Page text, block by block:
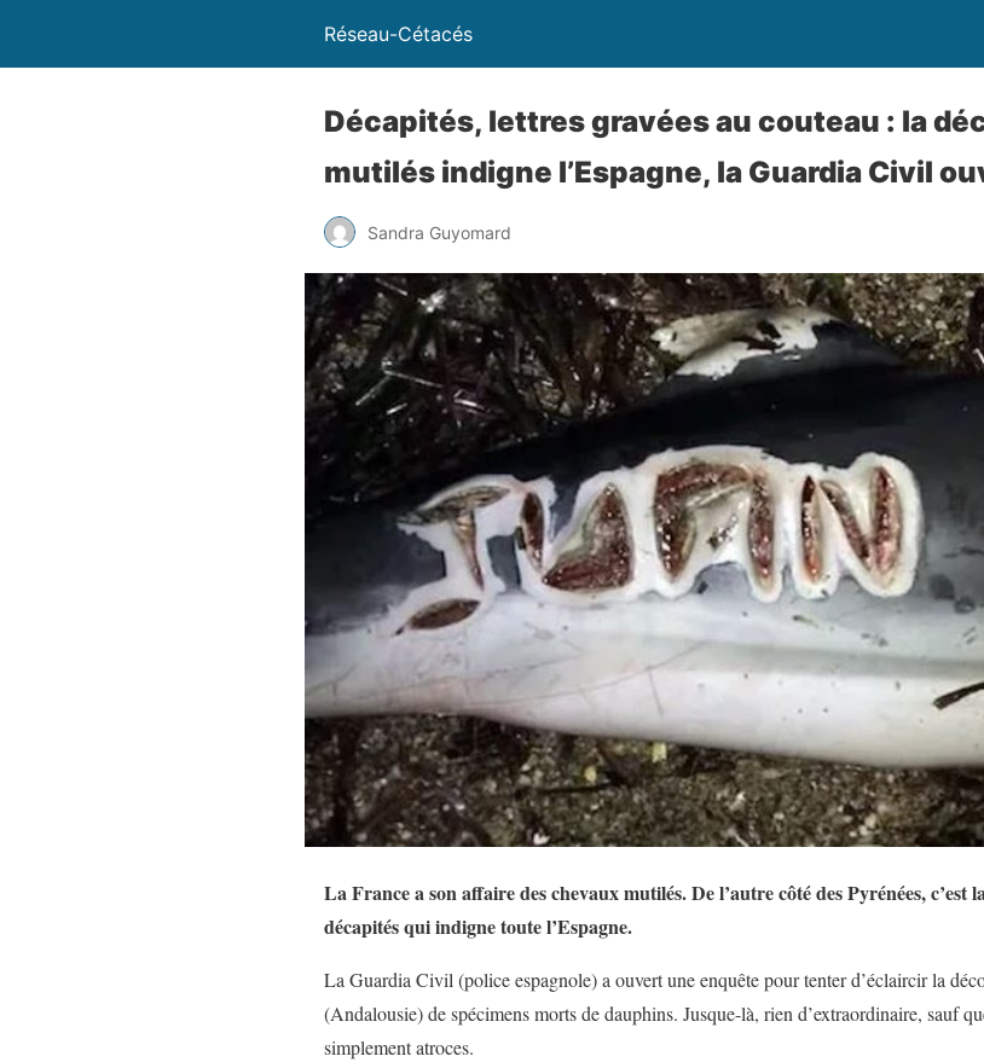
Réseau-Cétacés
Décapités, lettres gravées au couteau : la
mutilés indigne l’Espagne, la Guardia Civil
Sandra Guyomard
La France a son affaire des chevaux mutilés. De l’autre côté des Pyrénées, c’est
décapités qui indigne toute l’Espagne.
La Guardia Civil (police espagnole) a ouvert une enquête pour tenter d’éclaircir la
(Andalousie) de spécimens morts de dauphins. Jusque-là, rien d’extraordinaire, sauf
simplement atroces.